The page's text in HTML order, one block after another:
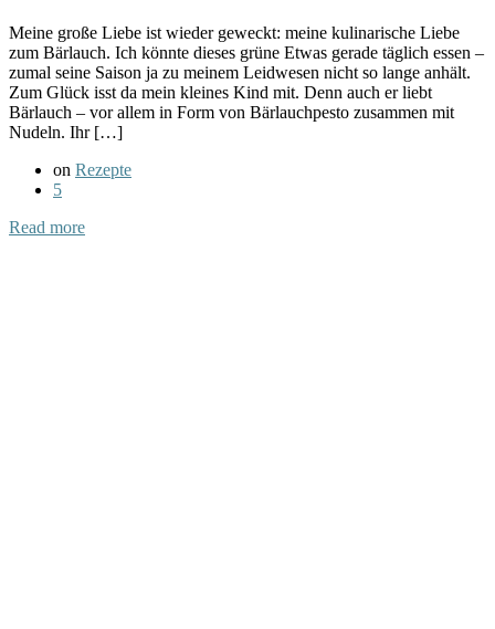
Meine große Liebe ist wieder geweckt: meine kulinarische Liebe
zum Bärlauch. Ich könnte dieses grüne Etwas gerade täglich essen –
zumal seine Saison ja zu meinem Leidwesen nicht so lange anhält.
Zum Glück isst da mein kleines Kind mit. Denn auch er liebt
Bärlauch – vor allem in Form von Bärlauchpesto zusammen mit
Nudeln. Ihr […]
on Rezepte
5
Read more